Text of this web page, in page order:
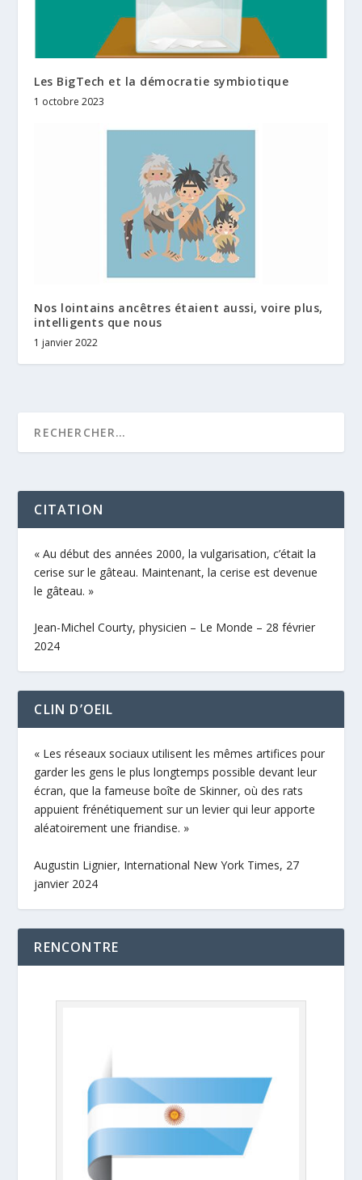
Les BigTech et la démocratie symbiotique
1 octobre 2023
Nos lointains ancêtres étaient aussi, voire plus,
intelligents que nous
1 janvier 2022
CITATION
« Au début des années 2000, la vulgarisation, c’était la
cerise sur le gâteau. Maintenant, la cerise est devenue
le gâteau. »
Jean-Michel Courty, physicien – Le Monde – 28 février
2024
CLIN D’OEIL
« Les réseaux sociaux utilisent les mêmes artifices pour
garder les gens le plus longtemps possible devant leur
écran, que la fameuse boîte de Skinner, où des rats
appuient frénétiquement sur un levier qui leur apporte
aléatoirement une friandise. »
Augustin Lignier, International New York Times, 27
janvier 2024
RENCONTRE